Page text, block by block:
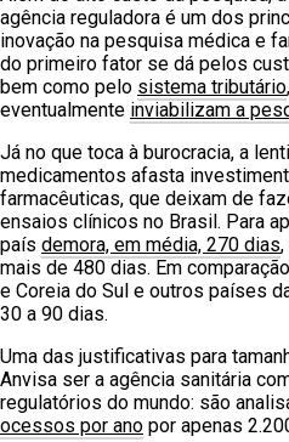
agência reguladora é um dos
inovação na pesquisa médica e
do primeiro fator se dá pelos
bem como pelo sistema tributário
eventualmente inviabilizam a
Já no que toca à burocracia, a
medicamentos afasta
farmacêuticas, que deixam de
ensaios clínicos no Brasil. Para
país demora, em média, 270 dias
mais de 480 dias. Em
e Coreia do Sul e outros países
30 a 90 dias.
Uma das justificativas para
Anvisa ser a agência sanitária
regulatórios do mundo: são
ocessos por ano por apenas